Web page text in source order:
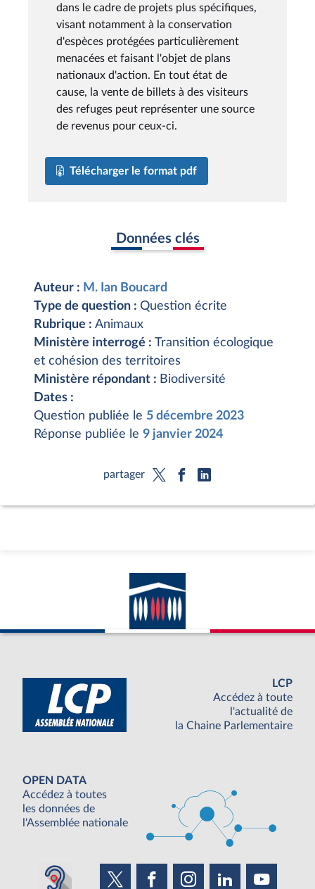
dans le cadre de projets plus spécifiques,
visant notamment à la conservation
d'espèces protégées particulièrement
menacées et faisant l'objet de plans
nationaux d'action. En tout état de
cause, la vente de billets à des visiteurs
des refuges peut représenter une source
de revenus pour ceux-ci.
Télécharger le format pdf
Données clés
Auteur : M. Ian Boucard
Type de question : Question écrite
Rubrique : Animaux
Ministère interrogé : Transition écologique
et cohésion des territoires
Ministère répondant : Biodiversité
Dates :
Question publiée le 5 décembre 2023
Réponse publiée le 9 janvier 2024
partager
LCP
Accédez à toute
l'actualité de
la Chaine Parlementaire
OPEN DATA
Accédez à toutes
les données de
l'Assemblée nationale